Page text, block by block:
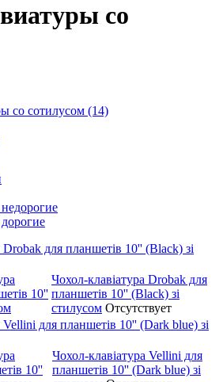
со
со сотилусом (14)
Drobak для планшетів 10'' (Black) зі
Чохол-клавіатура Drobak для
планшетів 10'' (Black) зі
стилусом Отсутствует
Vellini для планшетів 10'' (Dark blue) зі
Чохол-клавіатура Vellini для
планшетів 10'' (Dark blue) зі